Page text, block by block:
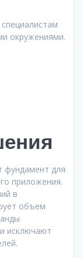
окружениями.
фундамент для
приложения.
в
объем
исключают